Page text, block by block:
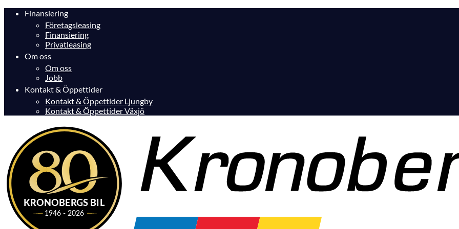
Finansiering
Företagsleasing
Finansiering
Privatleasing
Om oss
Om oss
Jobb
Kontakt & Öppettider
Kontakt & Öppettider Ljungby
Kontakt & Öppettider Växjö